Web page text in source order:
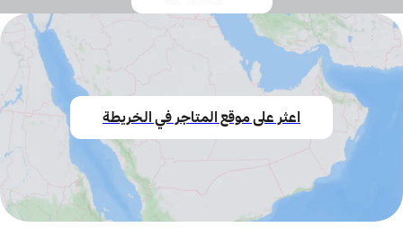
اعثر على موقع المتاجر في الخريطة